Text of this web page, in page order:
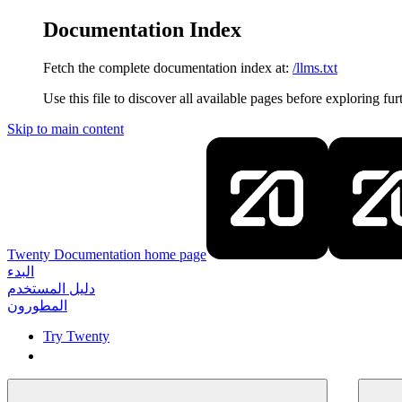
Documentation Index
Fetch the complete documentation index at: /llms.txt
Use this file to discover all available pages before exploring
Skip to main content
Twenty Documentation home page
البدء
دليل المستخدم
المطورون
Try Twenty